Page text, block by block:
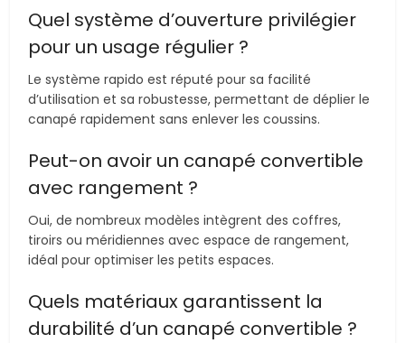
Quel système d’ouverture privilégier
pour un usage régulier ?
Le système rapido est réputé pour sa facilité
d’utilisation et sa robustesse, permettant de déplier le
canapé rapidement sans enlever les coussins.
Peut-on avoir un canapé convertible
avec rangement ?
Oui, de nombreux modèles intègrent des coffres,
tiroirs ou méridiennes avec espace de rangement,
idéal pour optimiser les petits espaces.
Quels matériaux garantissent la
durabilité d’un canapé convertible ?